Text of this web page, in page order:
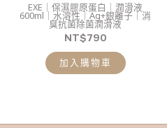
EXE｜保濕膠原蛋白｜潤滑液
600ml｜水溶性｜Ag+銀離子｜消
臭抗菌除菌潤滑液
NT$790
加入購物車